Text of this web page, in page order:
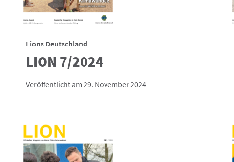
Lions Deutschland
LION 7/2024
Veröffentlicht am 29. November 2024